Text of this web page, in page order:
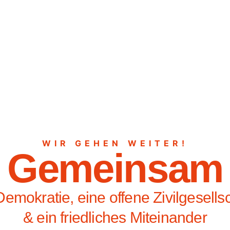
WIR GEHEN WEITER!
Gemeinsam
eine offene
& ein friedliches Miteinander